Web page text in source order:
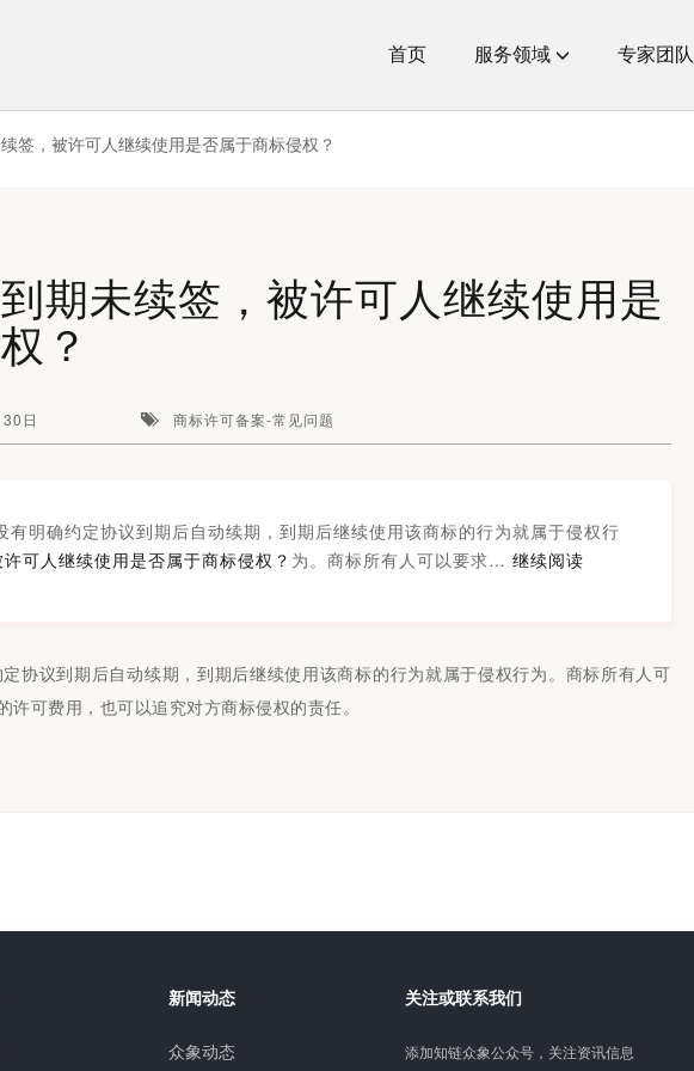
首页(current)服务领域 专家团队
签，被许可人继续使用是否属于商标侵权？
期未续签，被许可人继续使用是
？
日 商标许可备案-常见问题
有明确约定协议到期后自动续期，到期后继续使用该商标的行为就属于侵权行
为。商标所有人可以要求… 继续阅读
可人继续使用是否属于商标侵权？
协议到期后自动续期，到期后继续使用该商标的行为就属于侵权行为。商标所有人可
可费用，也可以追究对方商标侵权的责任。
新闻动态
众象动态
关注或联系我们
添加知链众象公众号，关注资讯信息